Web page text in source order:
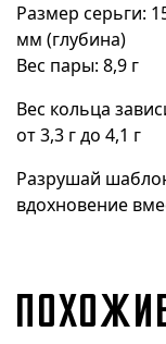
Размер серьги:
мм (глубина)
Вес пары: 8,9 г
Вес кольца
от 3,3 г до 4,1 г
Разрушай
вдохновение